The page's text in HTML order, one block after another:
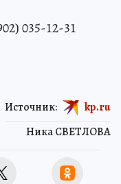
035-12-31
Ника СВЕТЛОВА
Источник: kp.ru